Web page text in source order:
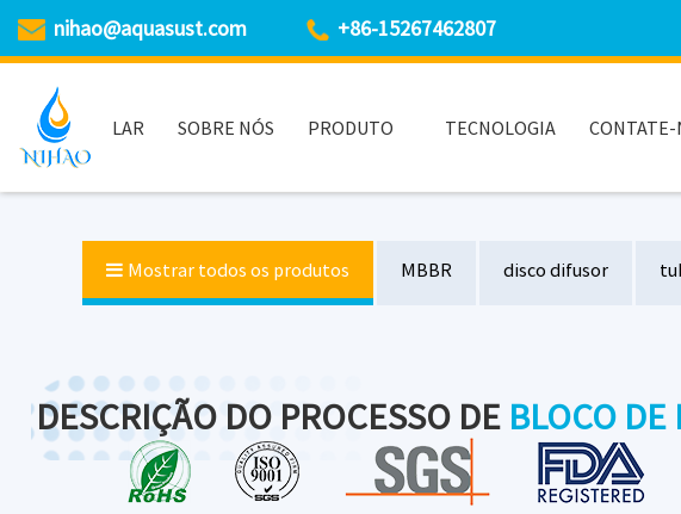
nihao@aquasust.com +86-15267462807
LAR SOBRE NÓS PRODUTO TECNOLOGIA CONTATE-
Mostrar todos os produtos MBBR disco difusor
DESCRIÇÃO DO PROCESSO DE BLOCO